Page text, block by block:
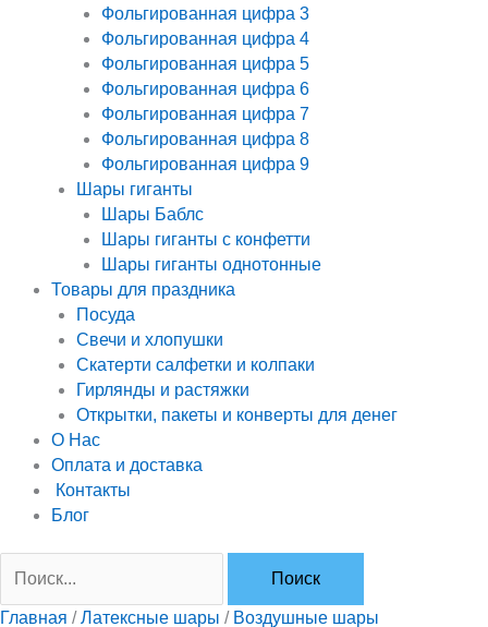
Фольгированная цифра 3
Фольгированная цифра 4
Фольгированная цифра 5
Фольгированная цифра 6
Фольгированная цифра 7
Фольгированная цифра 8
Фольгированная цифра 9
Шары гиганты
Шары Баблс
Шары гиганты с конфетти
Шары гиганты однотонные
Товары для праздника
Посуда
Свечи и хлопушки
Скатерти салфетки и колпаки
Гирлянды и растяжки
Открытки, пакеты и конверты для денег
О Нас
Оплата и доставка
Контакты
Блог
Главная / Латексные шары / Воздушные шары